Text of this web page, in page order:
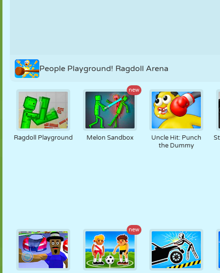
People Playground! Ragdoll Arena
Ragdoll Playground
new
Melon Sandbox
Uncle Hit: Punch
the Dummy
new